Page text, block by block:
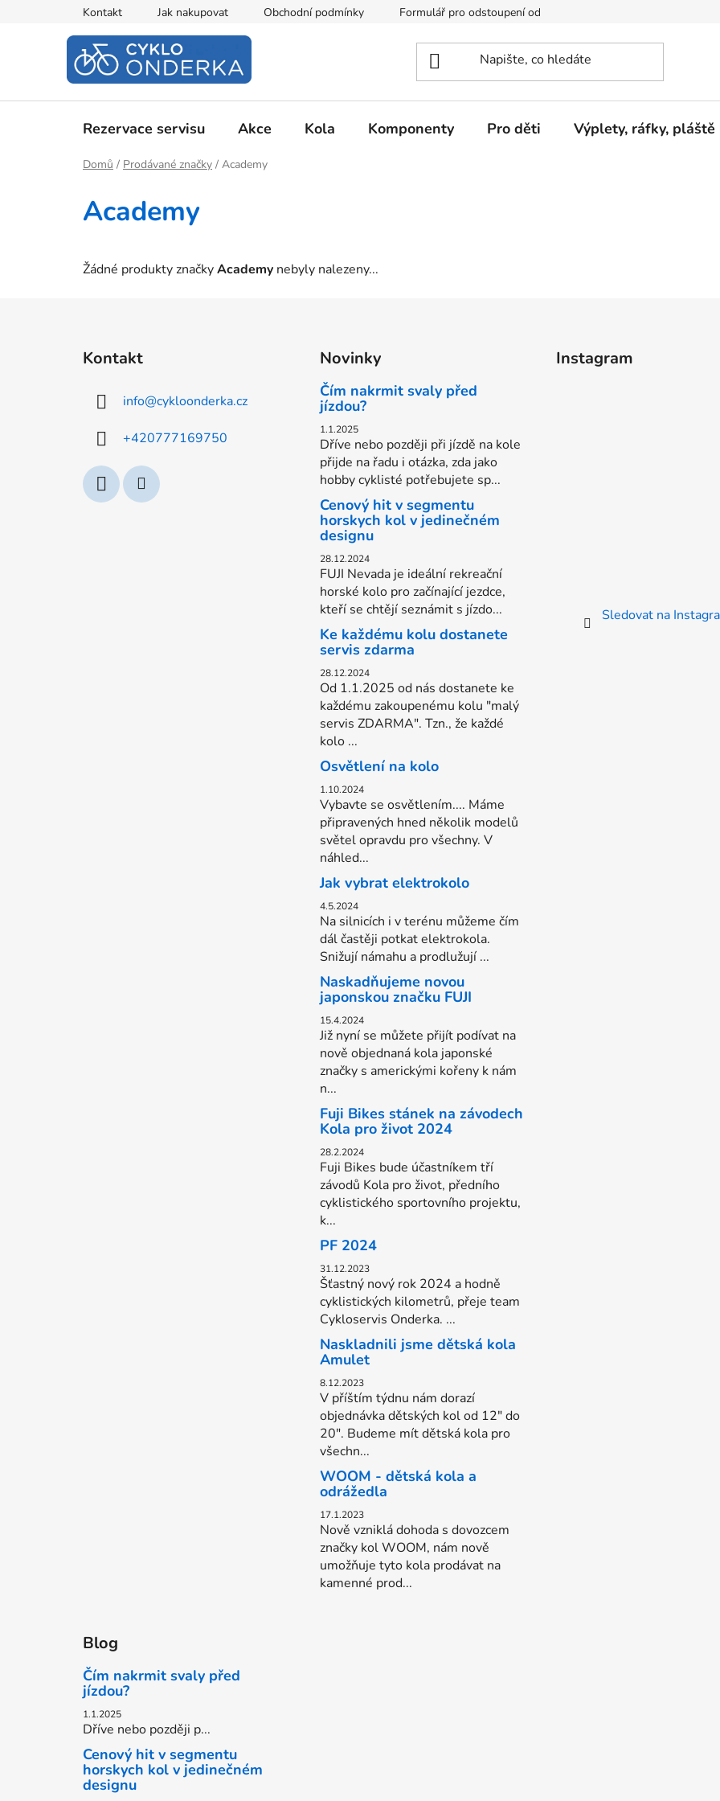
Kontakt Jak nakupovat Obchodní podmínky Formulář pro odstoupení od kupní smlouvy
Rezervace servisu Akce Kola Komponenty Pro děti Výplety, ráfky, pláště
Domů / Prodávané značky / Academy
Academy
Žádné produkty značkyAcademy nebyly nalezeny...
Kontakt
info@cykloonderka.cz
+420777169750
Novinky
Čím nakrmit svaly před
jízdou?
1.1.2025
Dříve nebo později při jízdě na kole
přijde na řadu i otázka, zda jako
hobby cyklisté potřebujete sp...
Cenový hit v segmentu
horskych kol v jedinečném
designu
28.12.2024
FUJI Nevada je ideální rekreační
horské kolo pro začínající jezdce,
kteří se chtějí seznámit s jízdo...
Ke každému kolu dostanete
servis zdarma
28.12.2024
Od 1.1.2025 od nás dostanete ke
každému zakoupenému kolu "malý
servis ZDARMA". Tzn., že každé
kolo ...
Osvětlení na kolo
1.10.2024
Vybavte se osvětlením.... Máme
připravených hned několik modelů
světel opravdu pro všechny. V
náhled...
Jak vybrat elektrokolo
4.5.2024
Na silnicích i v terénu můžeme čím
dál častěji potkat elektrokola.
Snižují námahu a prodlužují ...
Naskadňujeme novou
japonskou značku FUJI
15.4.2024
Již nyní se můžete přijít podívat na
nově objednaná kola japonské
značky s americkými kořeny k nám
n...
Fuji Bikes stánek na závodech
Kola pro život 2024
28.2.2024
Fuji Bikes bude účastníkem tří
závodů Kola pro život, předního
cyklistického sportovního projektu,
k...
PF 2024
31.12.2023
Šťastný nový rok 2024 a hodně
cyklistických kilometrů, přeje team
Cykloservis Onderka. ...
Naskladnili jsme dětská kola
Amulet
8.12.2023
V příštím týdnu nám dorazí
objednávka dětských kol od 12" do
20". Budeme mít dětská kola pro
všechn...
WOOM - dětská kola a
odrážedla
17.1.2023
Nově vzniklá dohoda s dovozcem
značky kol WOOM, nám nově
umožňuje tyto kola prodávat na
kamenné prod...
Instagram
Sledovat na
Blog
Čím nakrmit svaly před
jízdou?
1.1.2025
Dříve nebo později p...
Cenový hit v segmentu
horskych kol v jedinečném
designu